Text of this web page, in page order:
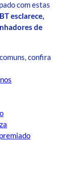
com estas
esclarece,
de
confira